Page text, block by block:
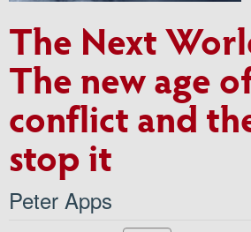
The Next
The new age
conflict and
stop it
Peter Apps